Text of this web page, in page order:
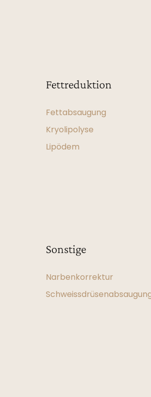
Fettreduktion
Fettabsaugung
Kryolipolyse
Lipödem
Sonstige
Narbenkorrektur